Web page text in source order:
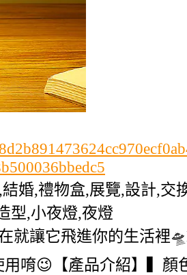
婚,禮物盒,展覽,設計,
型,小夜燈,夜燈
就讓它飛進你的生活裡
唷😉【產品介紹】▍